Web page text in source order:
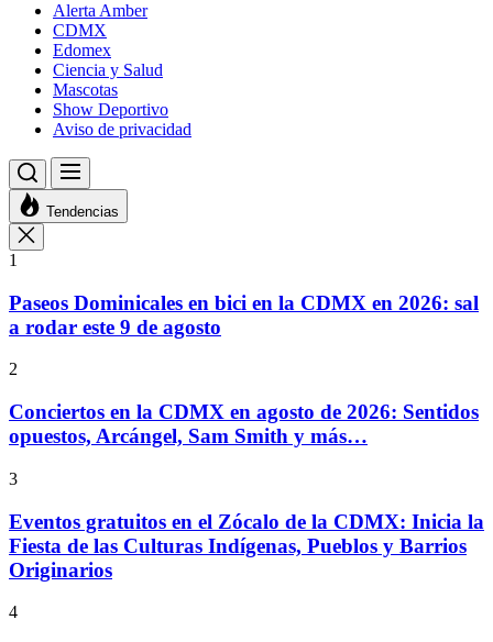
Alerta Amber
CDMX
Edomex
Ciencia y Salud
Mascotas
Show Deportivo
Aviso de privacidad
Tendencias
1
Paseos Dominicales en bici en la CDMX en 2026: sal
a rodar este 9 de agosto
2
Conciertos en la CDMX en agosto de 2026: Sentidos
opuestos, Arcángel, Sam Smith y más…
3
Eventos gratuitos en el Zócalo de la CDMX: Inicia la
Fiesta de las Culturas Indígenas, Pueblos y Barrios
Originarios
4